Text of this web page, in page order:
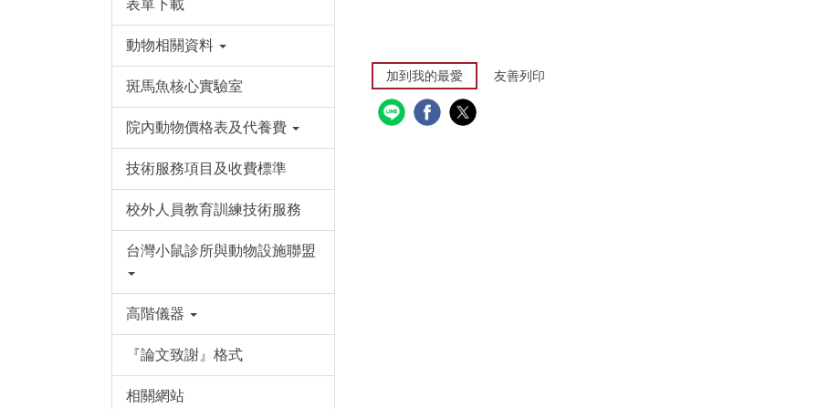
表單下載
動物相關資料
斑馬魚核心實驗室
院內動物價格表及代養費
技術服務項目及收費標準
校外人員教育訓練技術服務
台灣小鼠診所與動物設施聯盟
高階儀器
『論文致謝』格式
相關網站
加到我的最愛 友善列印